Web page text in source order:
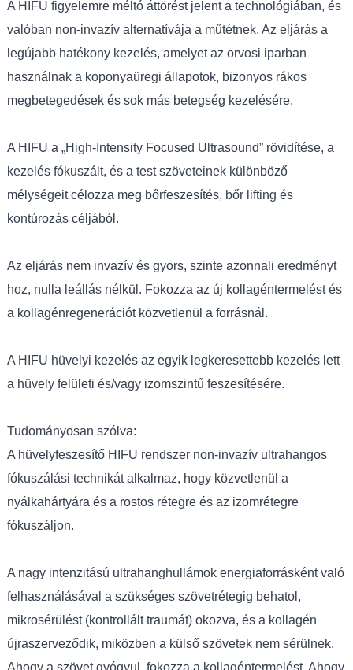
A HIFU figyelemre méltó áttörést jelent a technológiában, és
valóban non-invazív alternatívája a műtétnek. Az eljárás a
legújabb hatékony kezelés, amelyet az orvosi iparban
használnak a koponyaüregi állapotok, bizonyos rákos
megbetegedések és sok más betegség kezelésére.
A HIFU a „High-Intensity Focused Ultrasound” rövidítése, a
kezelés fókuszált, és a test szöveteinek különböző
mélységeit célozza meg bőrfeszesítés, bőr lifting és
kontúrozás céljából.
Az eljárás nem invazív és gyors, szinte azonnali eredményt
hoz, nulla leállás nélkül. Fokozza az új kollagéntermelést és
a kollagénregenerációt közvetlenül a forrásnál.
A HIFU hüvelyi kezelés az egyik legkeresettebb kezelés lett
a hüvely felületi és/vagy izomszintű feszesítésére.
Tudományosan szólva:
A hüvelyfeszesítő HIFU rendszer non-invazív ultrahangos
fókuszálási technikát alkalmaz, hogy közvetlenül a
nyálkahártyára és a rostos rétegre és az izomrétegre
fókuszáljon.
A nagy intenzitású ultrahanghullámok energiaforrásként való
felhasználásával a szükséges szövetrétegig behatol,
mikrosérülést (kontrollált traumát) okozva, és a kollagén
újraszerveződik, miközben a külső szövetek nem sérülnek.
Ahogy a szövet gyógyul, fokozza a kollagéntermelést. Ahogy